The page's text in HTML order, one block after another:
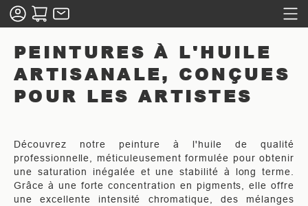
PEINTURES À L'HUILE
ARTISANALE, CONÇUES
POUR LES ARTISTES
Découvrez notre peinture à l'huile de qualité
professionnelle, méticuleusement formulée pour obtenir
une saturation inégalée et une stabilité à long terme.
Grâce à une forte concentration en pigments, elle offre
une excellente intensité chromatique, des mélanges